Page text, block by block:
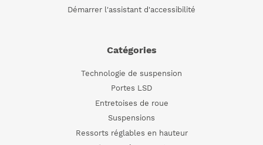
Démarrer l'assistant d'accessibilité
Catégories
Technologie de suspension
Portes LSD
Entretoises de roue
Suspensions
Ressorts réglables en hauteur